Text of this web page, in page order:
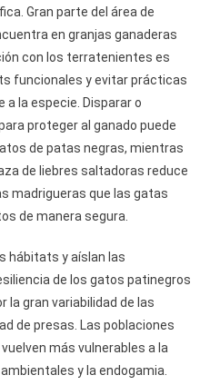
Gran parte del área de
en granjas ganaderas
con los terratenientes es
funcionales y evitar prácticas
la especie. Disparar o
proteger al ganado puede
de patas negras, mientras
de liebres saltadoras reduce
madrigueras que las gatas
de manera segura.
hábitats y aíslan las
de los gatos patinegros
la gran variabilidad de las
de presas. Las poblaciones
más vulnerables a la
y la endogamia.